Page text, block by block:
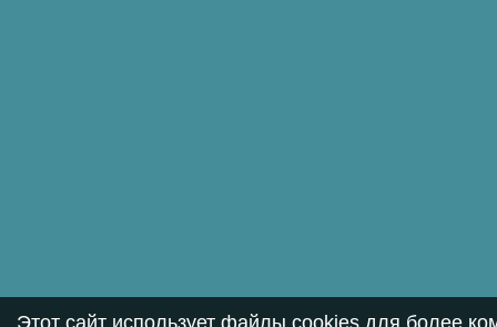
Этот сайт использует файлы cookies для более